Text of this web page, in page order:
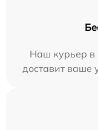
Наш курьер в
доставит ваше